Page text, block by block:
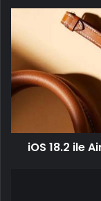
ile
AirTag’lere
önemli
bir
iOS 18.2 ile